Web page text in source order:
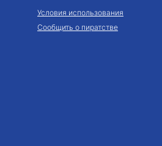
Условия использования
Сообщить о пиратстве